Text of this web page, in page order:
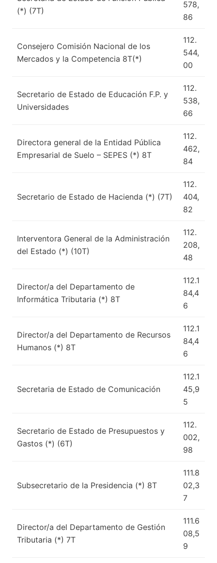
(*) (7T)
578,
86
Consejero Comisión Nacional de los
Mercados y la Competencia 8T(*)
112.
544,
00
Secretario de Estado de Educación F.P. y
Universidades
112.
538,
66
Directora general de la Entidad Pública
Empresarial de Suelo – SEPES (*) 8T
112.
462,
84
Secretario de Estado de Hacienda (*) (7T)
112.
404,
82
Interventora General de la Administración
del Estado (*) (10T)
112.
208,
48
Director/a del Departamento de
Informática Tributaria (*) 8T
112.1
84,4
6
Director/a del Departamento de Recursos
Humanos (*) 8T
112.1
84,4
6
Secretaria de Estado de Comunicación
112.1
45,9
5
Secretario de Estado de Presupuestos y
Gastos (*) (6T)
112.
002,
98
Subsecretario de la Presidencia (*) 8T
111.8
02,3
7
Director/a del Departamento de Gestión
Tributaria (*) 7T
111.6
08,5
9